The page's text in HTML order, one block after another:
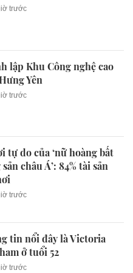
trước
lập Khu Công nghệ cao
Yên
trước
tự do của ‘nữ hoàng bất
châu Á’: 84% tài sản
trước
tin nổi đây là Victoria
ở tuổi 52
trước